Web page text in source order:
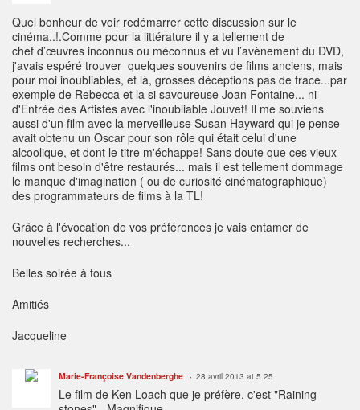
Quel bonheur de voir redémarrer cette discussion sur le
cinéma..!.Comme pour la littérature il y a tellement de
chef d’œuvres inconnus ou méconnus et vu l’avènement du DVD,
j'avais espéré trouver quelques souvenirs de films anciens, mais
pour moi inoubliables, et là, grosses déceptions pas de trace...par
exemple de Rebecca et la si savoureuse Joan Fontaine... ni
d'Entrée des Artistes avec l'inoubliable Jouvet! Il me souviens
aussi d'un film avec la merveilleuse Susan Hayward qui je pense
avait obtenu un Oscar pour son rôle qui était celui d'une
alcoolique, et dont le titre m'échappe! Sans doute que ces vieux
films ont besoin d'être restaurés... mais il est tellement dommage
le manque d'imagination ( ou de curiosité cinématographique)
des programmateurs de films à la TL!
Grâce à l'évocation de vos préférences je vais entamer de
nouvelles recherches...
Belles soirée à tous
Amitiés
Jacqueline
Marie-Françoise Vandenberghe 28 avril 2013 at 5:25
Le film de Ken Loach que je préfère, c'est "Raining